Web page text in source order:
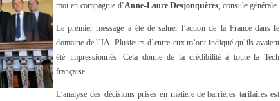
moi en compagnie d’Anne-Laure Desjonquères, consule générale.
Le premier message a été de saluer l’action de la France dans le
domaine de l’IA. Plusieurs d’entre eux m’ont indiqué qu’ils avaient
été impressionnés. Cela donne de la crédibilité à toute la Tech
française.
L’analyse des décisions prises en matière de barrières tarifaires est